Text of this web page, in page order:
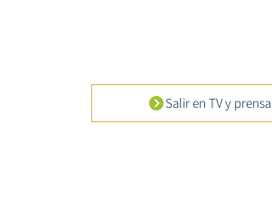
Salir en TV y prensa